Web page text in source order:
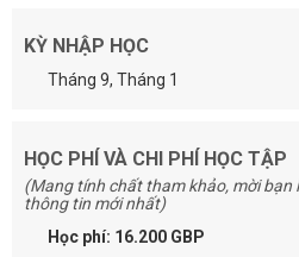
KỲ NHẬP HỌC
Tháng 9, Tháng 1
HỌC PHÍ VÀ CHI PHÍ HỌC TẬP
(Mang tính chất tham khảo, mời bạn
thông tin mới nhất)
Học phí: 16.200 GBP